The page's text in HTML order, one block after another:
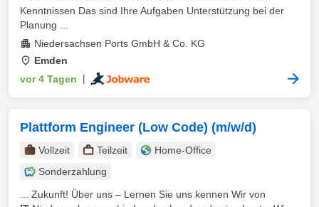
Kenntnissen Das sind Ihre Aufgaben Unterstützung bei der
Planung ...
Niedersachsen Ports GmbH & Co. KG
Emden
vor 4 Tagen
Plattform Engineer (Low Code) (m/w/d)
Vollzeit Teilzeit
Home-Office
Sonderzahlung
... Zukunft! Über uns – Lernen Sie uns kennen Wir von